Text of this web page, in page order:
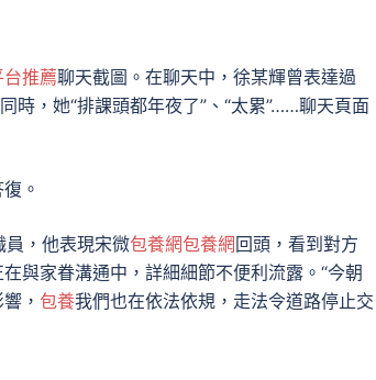
推薦聊天截圖。在聊天中，徐某輝曾表達過
時，她“排課頭都年夜了”、“太累”……聊天頁面
。
員，他表現宋微包養網包養網 回頭，看到對方
與家眷溝通中，詳細細節不便利流露。“今朝
， 包養我們也在依法依規，走法令道路停止交